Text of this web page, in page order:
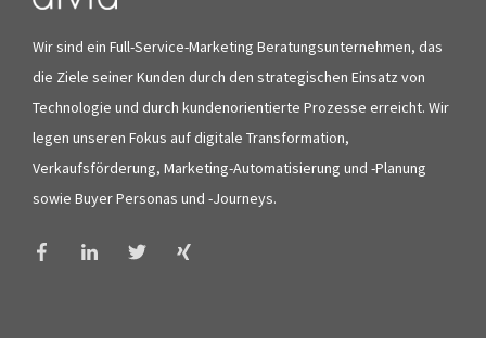
Wir sind ein Full-Service-Marketing Beratungsunternehmen, das
die Ziele seiner Kunden durch den strategischen Einsatz von
Technologie und durch kundenorientierte Prozesse erreicht. Wir
legen unseren Fokus auf digitale Transformation,
Verkaufsförderung, Marketing-Automatisierung und -Planung
sowie Buyer Personas und -Journeys.